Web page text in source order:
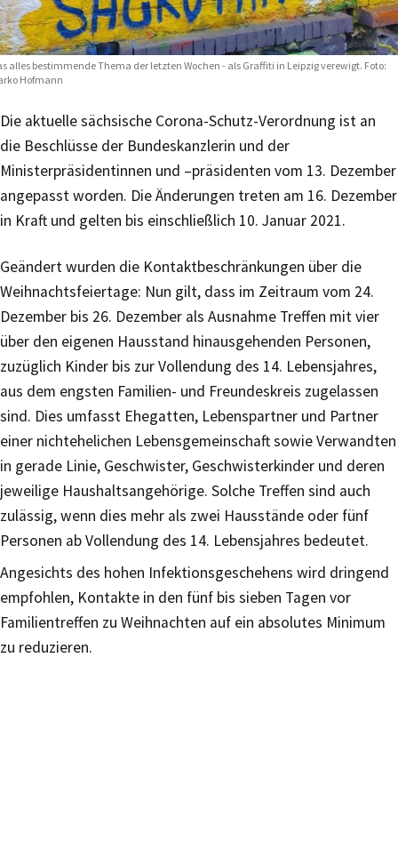
alles bestimmende Thema der letzten Wochen - als Graffiti in Leipzig verewigt. Foto:
Hofmann
Die aktuelle sächsische Corona-Schutz-Verordnung ist an
die Beschlüsse der Bundeskanzlerin und der
Ministerpräsidentinnen und –präsidenten vom 13. Dezember
angepasst worden. Die Änderungen treten am 16. Dezember
in Kraft und gelten bis einschließlich 10. Januar 2021.
Geändert wurden die Kontaktbeschränkungen über die
Weihnachtsfeiertage: Nun gilt, dass im Zeitraum vom 24.
Dezember bis 26. Dezember als Ausnahme Treffen mit vier
über den eigenen Hausstand hinausgehenden Personen,
zuzüglich Kinder bis zur Vollendung des 14. Lebensjahres,
aus dem engsten Familien- und Freundeskreis zugelassen
sind. Dies umfasst Ehegatten, Lebenspartner und Partner
einer nichtehelichen Lebensgemeinschaft sowie Verwandten
in gerade Linie, Geschwister, Geschwisterkinder und deren
jeweilige Haushaltsangehörige. Solche Treffen sind auch
zulässig, wenn dies mehr als zwei Hausstände oder fünf
Personen ab Vollendung des 14. Lebensjahres bedeutet.
Angesichts des hohen Infektionsgeschehens wird dringend
empfohlen, Kontakte in den fünf bis sieben Tagen vor
Familientreffen zu Weihnachten auf ein absolutes Minimum
zu reduzieren.